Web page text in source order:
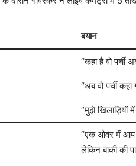
बयान
“कहां है वो पर्ची
“अब वो पर्ची कहां
“मुझे खिलाड़ियों
“एक ओवर में आप
लेकिन बाकी की